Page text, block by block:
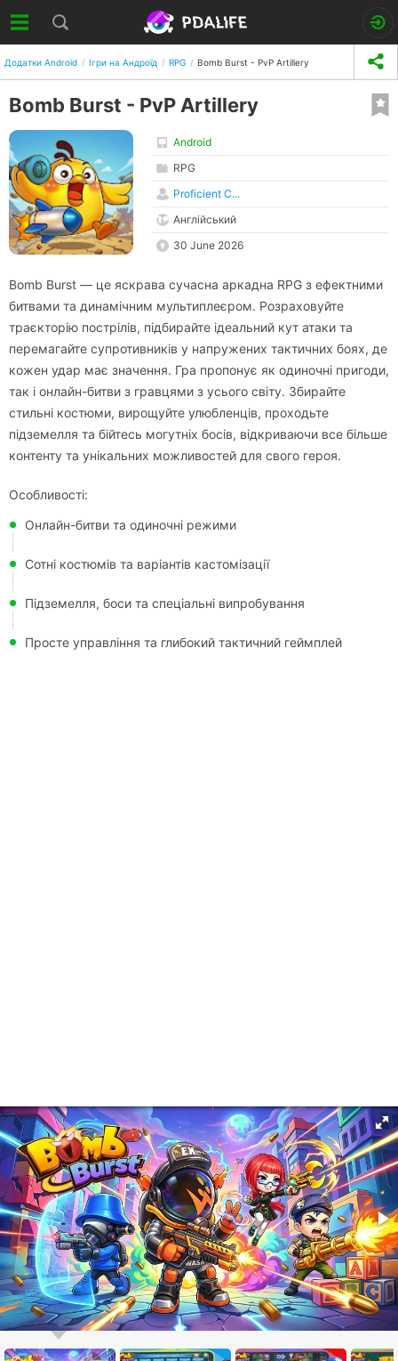
Додатки Android Ігри на Андроїд RPG Bomb Burst - PvP Artillery
Bomb Burst - PvP Artillery
Android
RPG
Proficient C...
Англійський
30 June 2026
Bomb Burst — це яскрава сучасна аркадна RPG з ефектними
битвами та динамічним мультиплеєром. Розраховуйте
траєкторію пострілів, підбирайте ідеальний кут атаки та
перемагайте супротивників у напружених тактичних боях, де
кожен удар має значення. Гра пропонує як одиночні пригоди,
так і онлайн-битви з гравцями з усього світу. Збирайте
стильні костюми, вирощуйте улюбленців, проходьте
підземелля та бійтесь могутніх босів, відкриваючи все більше
контенту та унікальних можливостей для свого героя.
Особливості:
Онлайн-битви та одиночні режими
Сотні костюмів та варіантів кастомізації
Підземелля, боси та спеціальні випробування
Просте управління та глибокий тактичний геймплей